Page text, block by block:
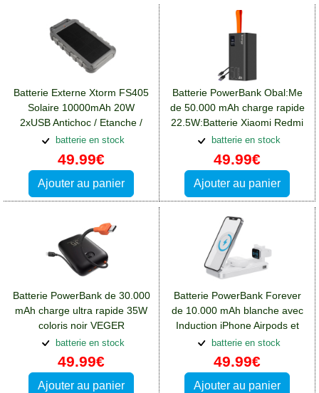
Batterie Externe Xtorm FS405
Solaire 10000mAh 20W
2xUSB Antichoc / Etanche /
Lampe LED
batterie en stock
49.99€
Ajouter au panier
Batterie PowerBank Obal:Me
de 50.000 mAh charge rapide
22.5W:Batterie Xiaomi Redmi
Note 12(5G)
batterie en stock
49.99€
Ajouter au panier
Batterie PowerBank de 30.000
mAh charge ultra rapide 35W
coloris noir VEGER
W3018:Batterie Xiaomi Redmi
Note 12(5G)
batterie en stock
49.99€
Ajouter au panier
Batterie PowerBank Forever
de 10.000 mAh blanche avec
Induction iPhone Airpods et
Watch
batterie en stock
49.99€
Ajouter au panier